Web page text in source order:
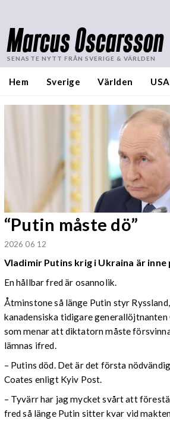
Marcus Oscarsson
SENASTE NYTT FRÅN SVERIGE & VÄRLDEN
Hem Sverige Världen USA
“Putin måste dö”
2026 06 12
Vladimir Putins krig i Ukraina är inne
En hållbar fred är osannolik.
Åtminstone så länge Putin styr
kanadensiska tidigare generallöjtnanten
som menar att diktatorn måste
lämnas ifred.
– Putins död. Det är det första
Coates enligt Kyiv Post.
– Tyvärr har jag mycket svårt att
fred så länge Putin sitter kvar vid